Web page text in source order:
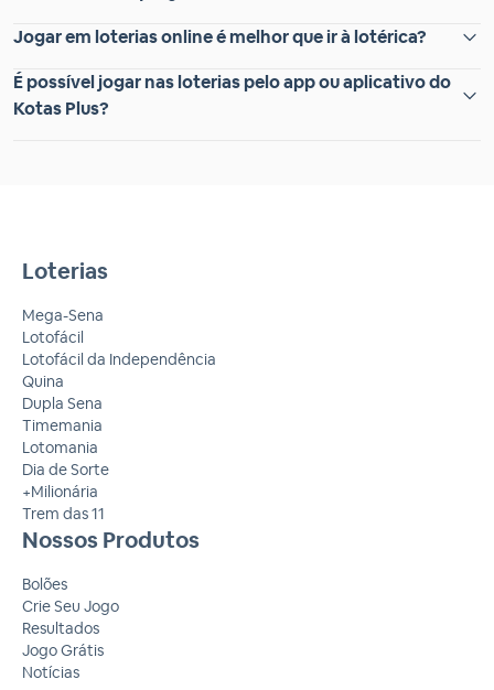
Jogar em loterias online é melhor que ir à lotérica?
É possível jogar nas loterias pelo app ou aplicativo do
Kotas Plus?
Loterias
Mega-Sena
Lotofácil
Lotofácil da Independência
Quina
Dupla Sena
Timemania
Lotomania
Dia de Sorte
+Milionária
Trem das 11
Nossos Produtos
Bolões
Crie Seu Jogo
Resultados
Jogo Grátis
Notícias